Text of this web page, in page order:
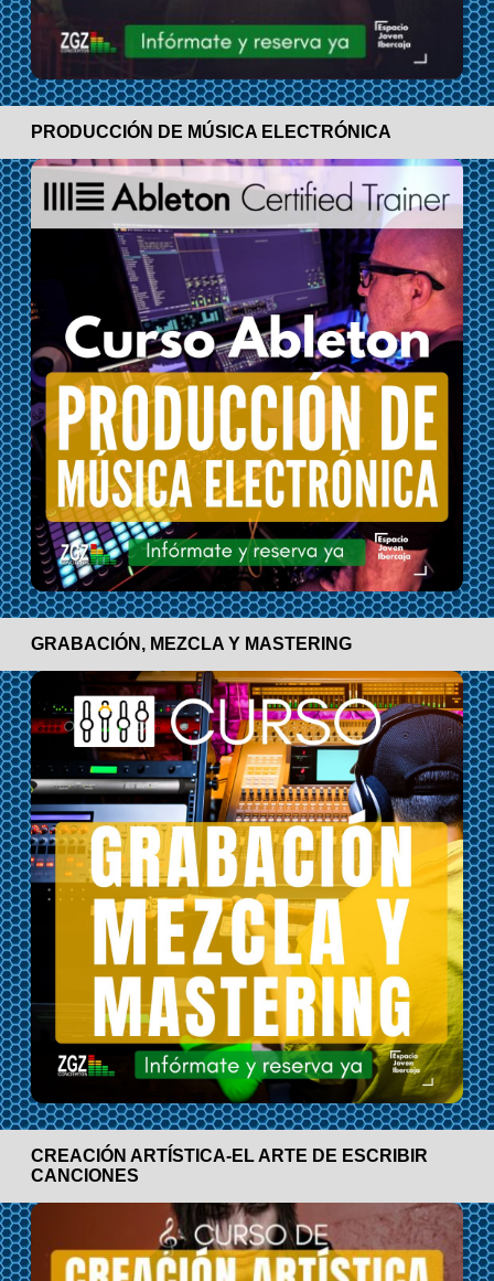
PRODUCCIÓN DE MÚSICA ELECTRÓNICA
GRABACIÓN, MEZCLA Y MASTERING
CREACIÓN ARTÍSTICA-EL ARTE DE ESCRIBIR
CANCIONES